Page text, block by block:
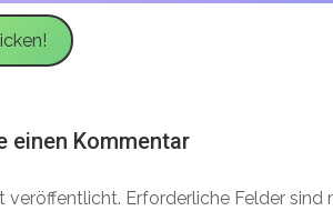
einen Kommentar
veröffentlicht. Erforderliche Felder sind